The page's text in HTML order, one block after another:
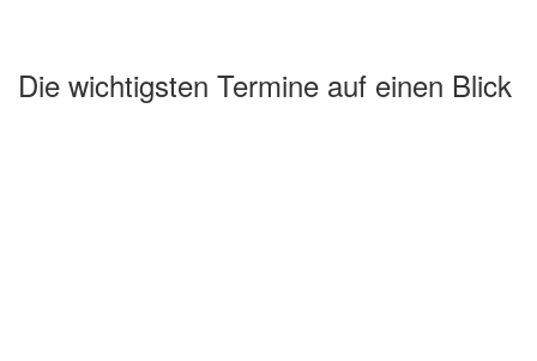
Die wichtigsten Termine auf einen Blick